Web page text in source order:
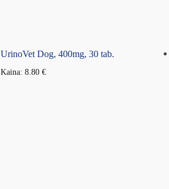
UrinoVet Dog, 400mg, 30 tab.
Kaina: 8.80 €